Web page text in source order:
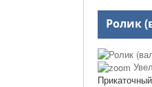
Ролик